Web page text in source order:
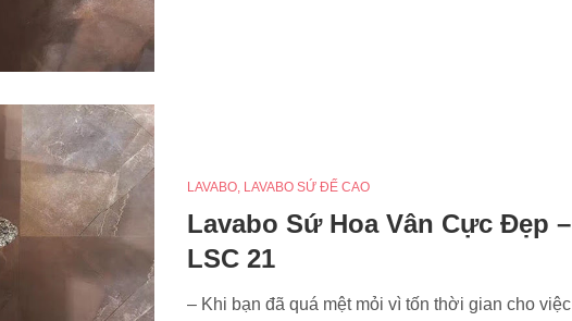
LAVABO, LAVABO SỨ ĐẾ CAO
Lavabo Sứ Hoa Vân Cực Đẹp –
LSC 21
– Khi bạn đã quá mệt mỏi vì tốn thời gian cho việc